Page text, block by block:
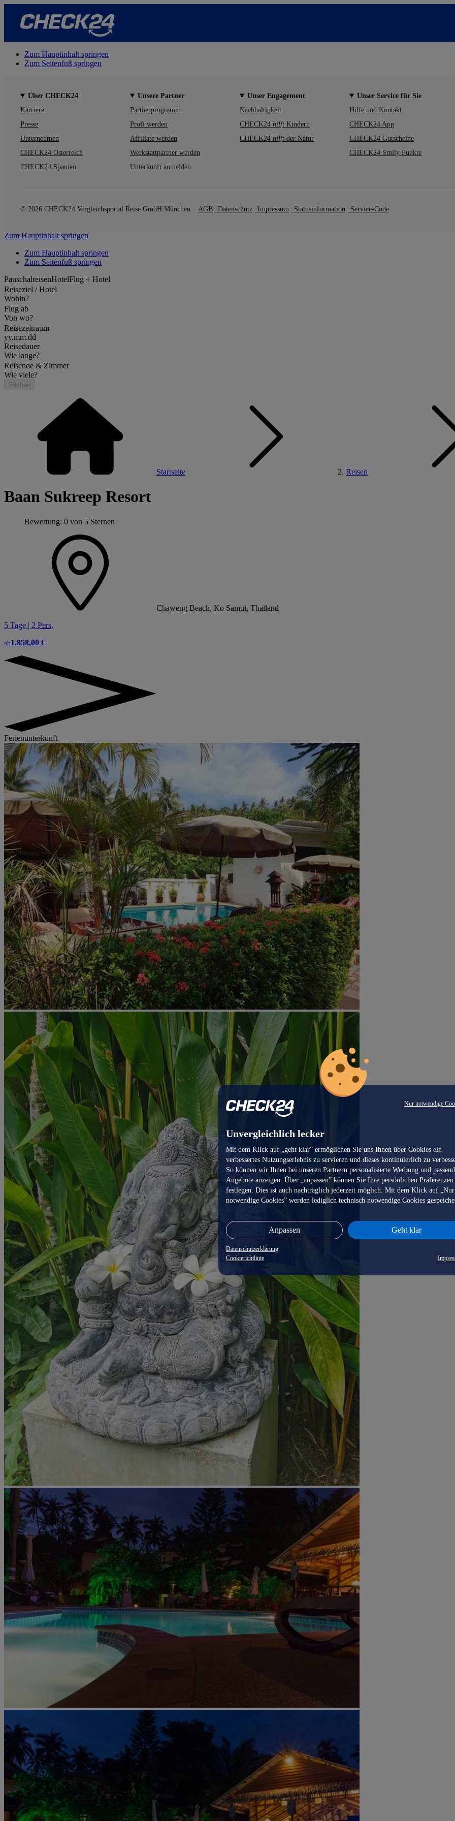
Nur notwendige
Unvergleichlich lecker
Mit dem Klick auf „geht klar” ermöglichen Sie uns Ihnen über Cookies ein
verbessertes Nutzungserlebnis zu servieren und dieses kontinuierlich zu
So können wir Ihnen bei unseren Partnern personalisierte Werbung und
Angebote anzeigen. Über „anpassen” können Sie Ihre persönlichen Präferenzen
festlegen. Dies ist auch nachträglich jederzeit möglich. Mit dem Klick auf „Nur
notwendige Cookies” werden lediglich technisch notwendige Cookies
Anpassen Geht klar
Datenschutzerklärung
Cookierichtlinie
Zum Hauptinhalt springen
Zum Seitenfuß springen
Über CHECK24
Karriere
Presse
Unternehmen
CHECK24 Österreich
CHECK24 Spanien
Unsere Partner
Partnerprogramm
Profi werden
Affiliate werden
Werkstattpartner werden
Unterkunft anmelden
Unser Engagement
Nachhaltigkeit
CHECK24 hilft Kindern
CHECK24 hilft der Natur
Unser Service für Sie
Hilfe und Kontakt
CHECK24 App
CHECK24 Gutscheine
CHECK24 Smily Punkte
© 2026 CHECK24 Vergleichsportal Reise GmbH München AGB Datenschutz Impressum Statusinformation Service-Code
Zum Hauptinhalt springen
Zum Hauptinhalt springen
Zum Seitenfuß springen
PauschalreisenHotelFlug + Hotel
Reiseziel / Hotel
Wohin?
Flug ab
Von wo?
Reisezeitraum
yy.mm.dd
Reisedauer
Wie lange?
Reisende & Zimmer
Wie viele?
Suchen
Startseite Reisen
Baan Sukreep Resort
Bewertung: 0 von 5 Sternen
Chaweng Beach, Ko Samui, Thailand
5 Tage | 2 Pers.
ab1.858,00 €
Ferienunterkunft